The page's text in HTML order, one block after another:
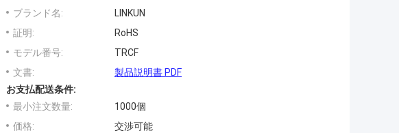
ブランド名:
LINKUN
証明:
RoHS
モデル番号:
TRCF
文書:
製品説明書 PDF
お支払配送条件:
最小注文数量:
1000個
価格:
交渉可能